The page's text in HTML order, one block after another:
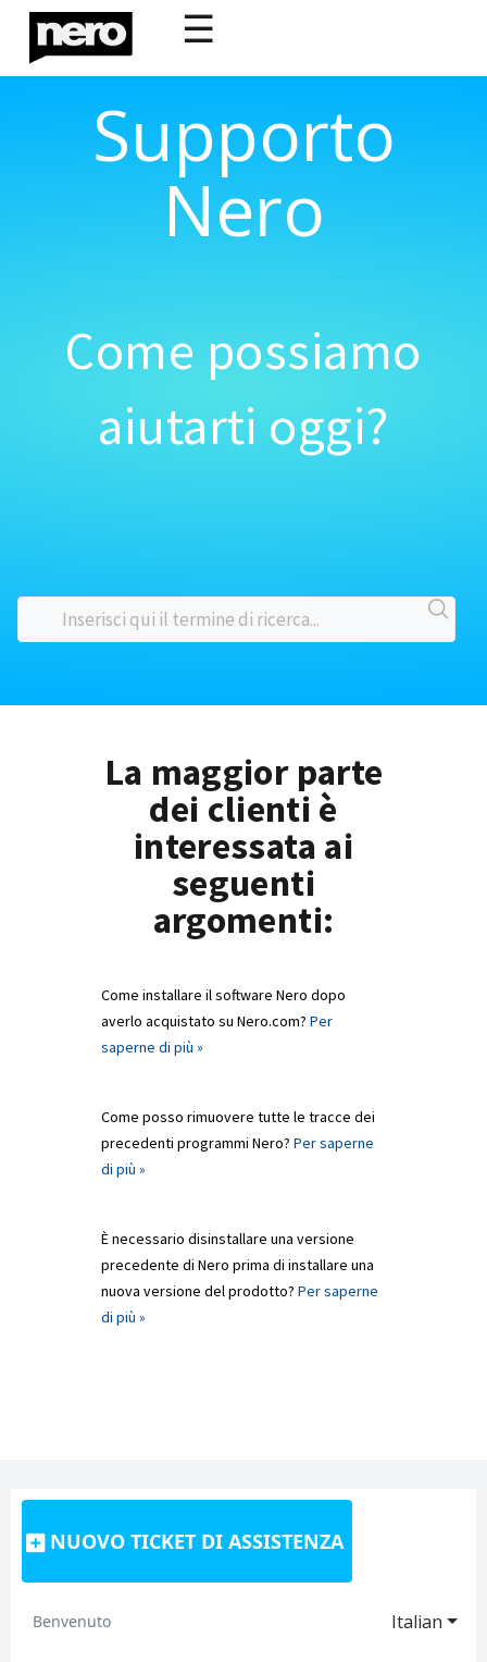
☰
Supporto
Nero
Come possiamo
aiutarti oggi?
La maggior parte
dei clienti è
interessata ai
seguenti
argomenti:
Come installare il software Nero dopo
averlo acquistato su Nero.com? Per
saperne di più »
Come posso rimuovere tutte le tracce dei
precedenti programmi Nero? Per saperne
di più »
È necessario disinstallare una versione
precedente di Nero prima di installare una
nuova versione del prodotto? Per saperne
di più »
NUOVO TICKET DI ASSISTENZA
Italian
Benvenuto